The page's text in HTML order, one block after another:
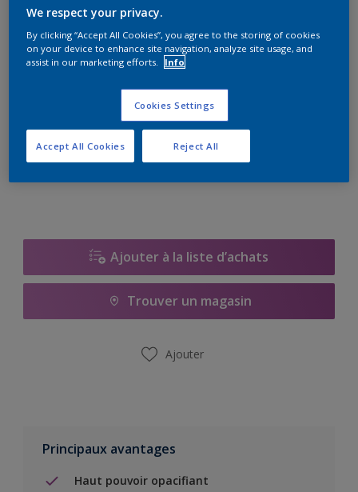
Format
Quantité
Ajouter à la liste d’achats
Trouver un magasin
Ajouter
Principaux avantages
Haut pouvoir opacifiant
We respect your privacy.
By clicking “Accept All Cookies”, you agree to the storing of cookies
on your device to enhance site navigation, analyze site usage, and
assist in our marketing efforts.
Info
Cookies Settings
Reject All
Accept All Cookies